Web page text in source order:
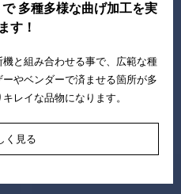
多種多様な曲げ加工を実
す！
と組み合わせる事で、広範な種
やベンダーで済ませる箇所が多
レイな品物になります。
く見る